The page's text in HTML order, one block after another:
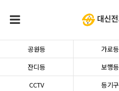
공원등 가로등
잔디등
보행등
CCTV
등기구